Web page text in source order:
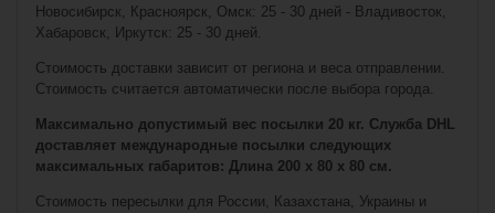
Новосибирск, Красноярск, Омск: 25 - 30 дней - Владивосток,
Хабаровск, Иркутск: 25 - 30 дней.
Стоимость доставки зависит от региона и веса отправлении.
Стоимость считается автоматически после выбора города.
Максимально допустимый вес посылки 20 кг. Служба DHL
доставляет международные посылки следующих
максимальных габаритов: Длина 200 x 80 x 80 см.
Стоимость пересылки для России, Казахстана, Украины и